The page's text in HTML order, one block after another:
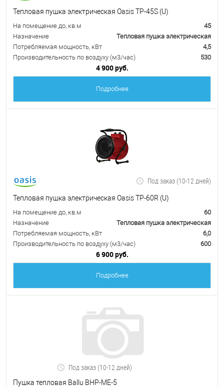
Тепловая пушка электрическая Oasis TP-45S (U)
На помещение до, кв.м
45
Назначение
Тепловая пушка электрическая
Потребляемая мощность, кВт
4,5
Производительность по воздуху (м3/час)
530
4 900 руб.
Подробнее
Под заказ (10-12 дней)
Тепловая пушка электрическая Oasis TP-60R (U)
На помещение до, кв.м
60
Назначение
Тепловая пушка электрическая
Потребляемая мощность, кВт
6,0
Производительность по воздуху (м3/час)
600
6 900 руб.
Подробнее
Под заказ (10-12 дней)
Пушка тепловая Ballu BHP-ME-5